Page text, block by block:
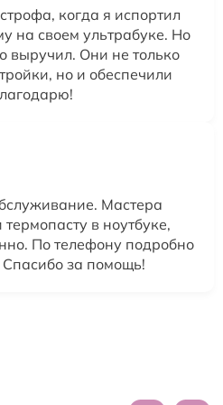
когда я испортил
на своем ультрабуке. Но
выручил. Они не только
но и обеспечили
Мастера
в ноутбуке,
По телефону подробно
за помощь!